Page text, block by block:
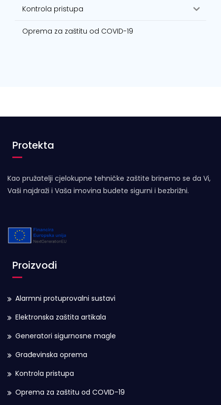
Kontrola pristupa
Oprema za zaštitu od COVID-19
Protekta
Kao pružatelji cjelokupne tehničke zaštite brinemo se da Vi,
Vaši najdraži i Vaša imovina budete sigurni i bezbrižni.
Proizvodi
Alarmni protuprovalni sustavi
Elektronska zaštita artikala
Generatori sigurnosne magle
Građevinska oprema
Kontrola pristupa
Oprema za zaštitu od COVID-19